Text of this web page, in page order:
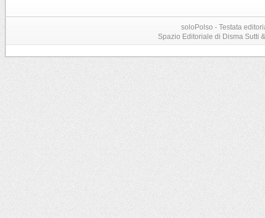
soloPolso - Testata
Spazio Editoriale di Disma Sutti